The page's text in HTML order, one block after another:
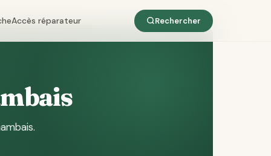
Accès réparateur Rechercher
.